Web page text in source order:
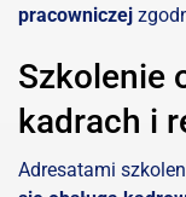
pracowniczej
Szkolenie
kadrach i
Adresatami